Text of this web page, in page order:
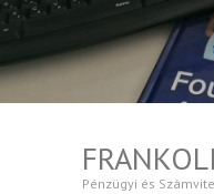
Pénzügyi és